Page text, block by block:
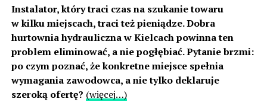
Instalator, który traci czas na szukanie towaru
w kilku miejscach, traci też pieniądze. Dobra
hurtownia hydrauliczna w Kielcach powinna ten
problem eliminować, a nie pogłębiać. Pytanie brzmi:
po czym poznać, że konkretne miejsce spełnia
wymagania zawodowca, a nie tylko deklaruje
szeroką ofertę? (więcej…)